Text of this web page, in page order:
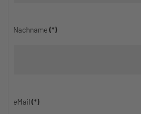
Nachname (*)
eMail (*)